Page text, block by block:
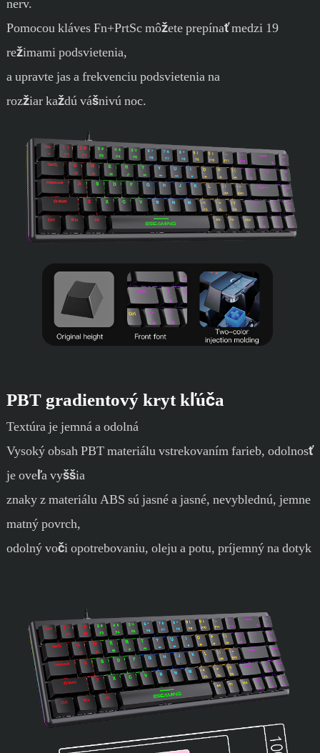
nerv.
Pomocou kláves Fn+PrtSc môžete prepínať medzi 19
režimami podsvietenia,
a upravte jas a frekvenciu podsvietenia na
rozžiar každú vášnivú noc.
PBT gradientový kryt kľúča
Textúra je jemná a odolná
Vysoký obsah PBT materiálu vstrekovaním farieb, odolnosť
je oveľa vyššia
znaky z materiálu ABS sú jasné a jasné, nevyblednú, jemne
matný povrch,
odolný voči opotrebovaniu, oleju a potu, príjemný na dotyk